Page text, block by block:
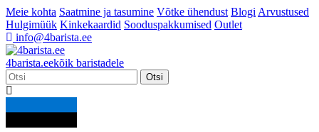
Meie kohta Saatmine ja tasumine Võtke ühendust Blogi Arvustused
Hulgimüük Kinkekaardid Sooduspakkumised Outlet
info@4barista.ee
4barista.eekõik baristadele
Otsi